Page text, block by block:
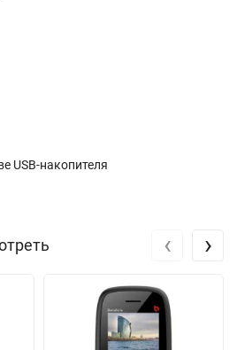
USB-накопителя
‹ ›